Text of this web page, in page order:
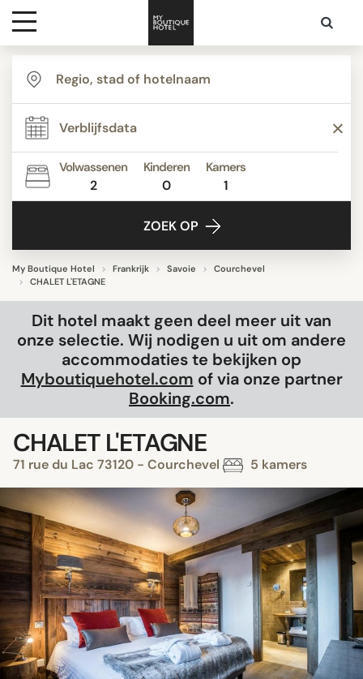
Bestemmingen
Hoteltypes
Contact
Volwassenen
2
Kinderen
0
Kamers
1
ZOEK OP
My Boutique Hotel Frankrijk Savoie
Courchevel
CHALET L'ETAGNE
Dit hotel maakt geen deel meer uit van
onze selectie. Wij nodigen u uit om andere
accommodaties te bekijken op
Myboutiquehotel.com of via onze partner
Booking.com.
CHALET L'ETAGNE
71 rue du Lac 73120 - Courchevel 5 kamers